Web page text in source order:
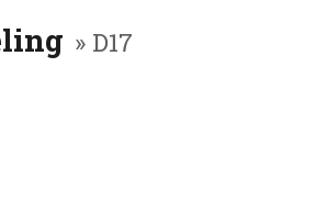
» D17